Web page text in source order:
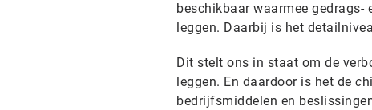
beschikbaar waarmee
leggen. Daarbij is het
Dit stelt ons in staat om de
leggen. En daardoor is het de c
bedrijfsmiddelen en